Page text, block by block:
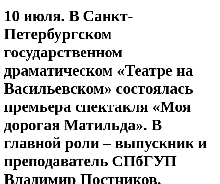
10 июля. В Санкт-
Петербургском
государственном
драматическом «Театре на
Васильевском» состоялась
премьера спектакля «Моя
дорогая Матильда». В
главной роли – выпускник и
преподаватель СПбГУП
Владимир Постников.